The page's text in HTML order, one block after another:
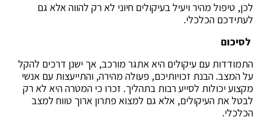
לכן, טיפול מהיר ויעיל בעיקולים חיוני לא רק להווה אלא גם
לעתידכם הכלכלי.
לסיכום
התמודדות עם עיקולים היא אתגר מורכב, אך ישנן דרכים להקל
על המצב. הבנת זכויותיכם, פעולה מהירה, והתייעצות עם אנשי
מקצוע יכולות לסייע רבות בתהליך. זכרו כי המטרה היא לא רק
לבטל את העיקולים, אלא גם למצוא פתרון ארוך טווח למצב
הכלכלי.